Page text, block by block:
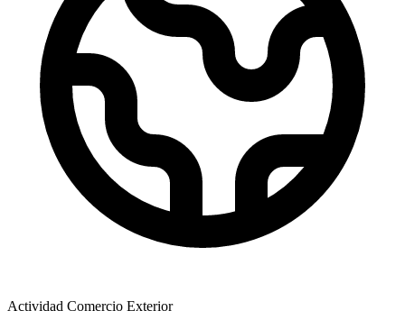
Actividad Comercio Exterior